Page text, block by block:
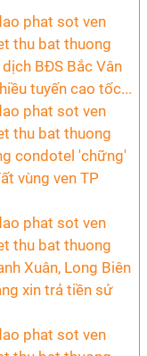
BĐS Bắc Vân
tuyến cao tốc...
condotel 'chững'
vùng ven TP
Xuân, Long Biên
xin trả tiền sử